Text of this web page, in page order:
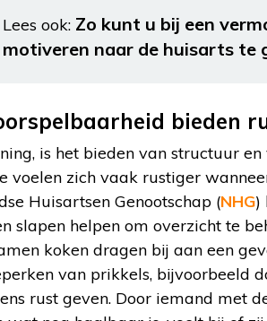
Lees ook: Zo kunt u bij een
motiveren naar de huisarts te
bieden
is het bieden van structuur
voelen zich vaak rustiger
Huisartsen Genootschap (NHG)
slapen helpen om overzicht te
koken dragen bij aan een
van prikkels, bijvoorbeeld
rust geven. Door iemand met